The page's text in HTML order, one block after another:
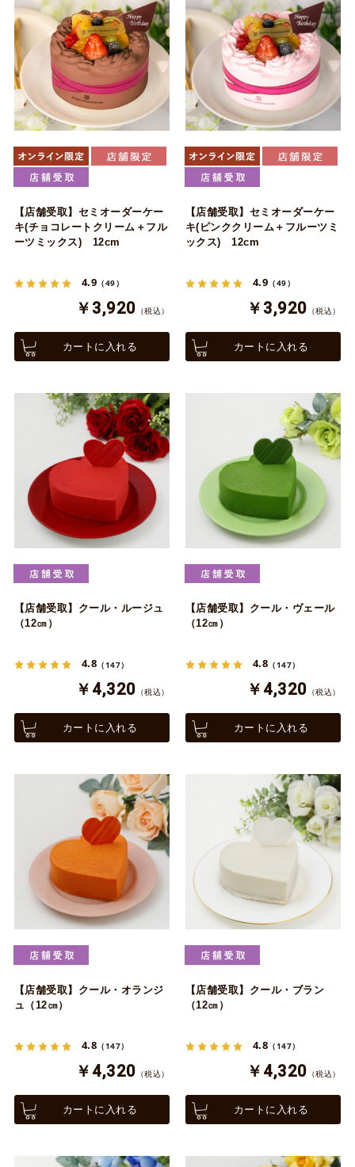
【店舗受取】セミオーダーケー
キ(チョコレートクリーム＋フル
ーツミックス) 12cm
4.9 （49）
￥3,920 （税込）
カートに入れる
【店舗受取】セミオーダーケー
キ(ピンククリーム＋フルーツミ
ックス) 12cm
4.9 （49）
￥3,920 （税込）
カートに入れる
【店舗受取】クール・ルージュ
（12㎝）
4.8 （147）
￥4,320 （税込）
カートに入れる
【店舗受取】クール・ヴェール
（12㎝）
4.8 （147）
￥4,320 （税込）
カートに入れる
【店舗受取】クール・オランジ
ュ（12㎝）
4.8 （147）
￥4,320 （税込）
カートに入れる
【店舗受取】クール・ブラン
（12㎝）
4.8 （147）
￥4,320 （税込）
カートに入れる